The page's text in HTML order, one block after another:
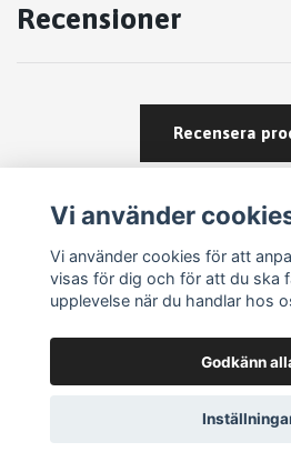
Recensioner
Recensera
Om köp och
Vi använder
Vi använder cookies för att
visas för dig och för att du ska
upplevelse när du handlar hos
Godkänn